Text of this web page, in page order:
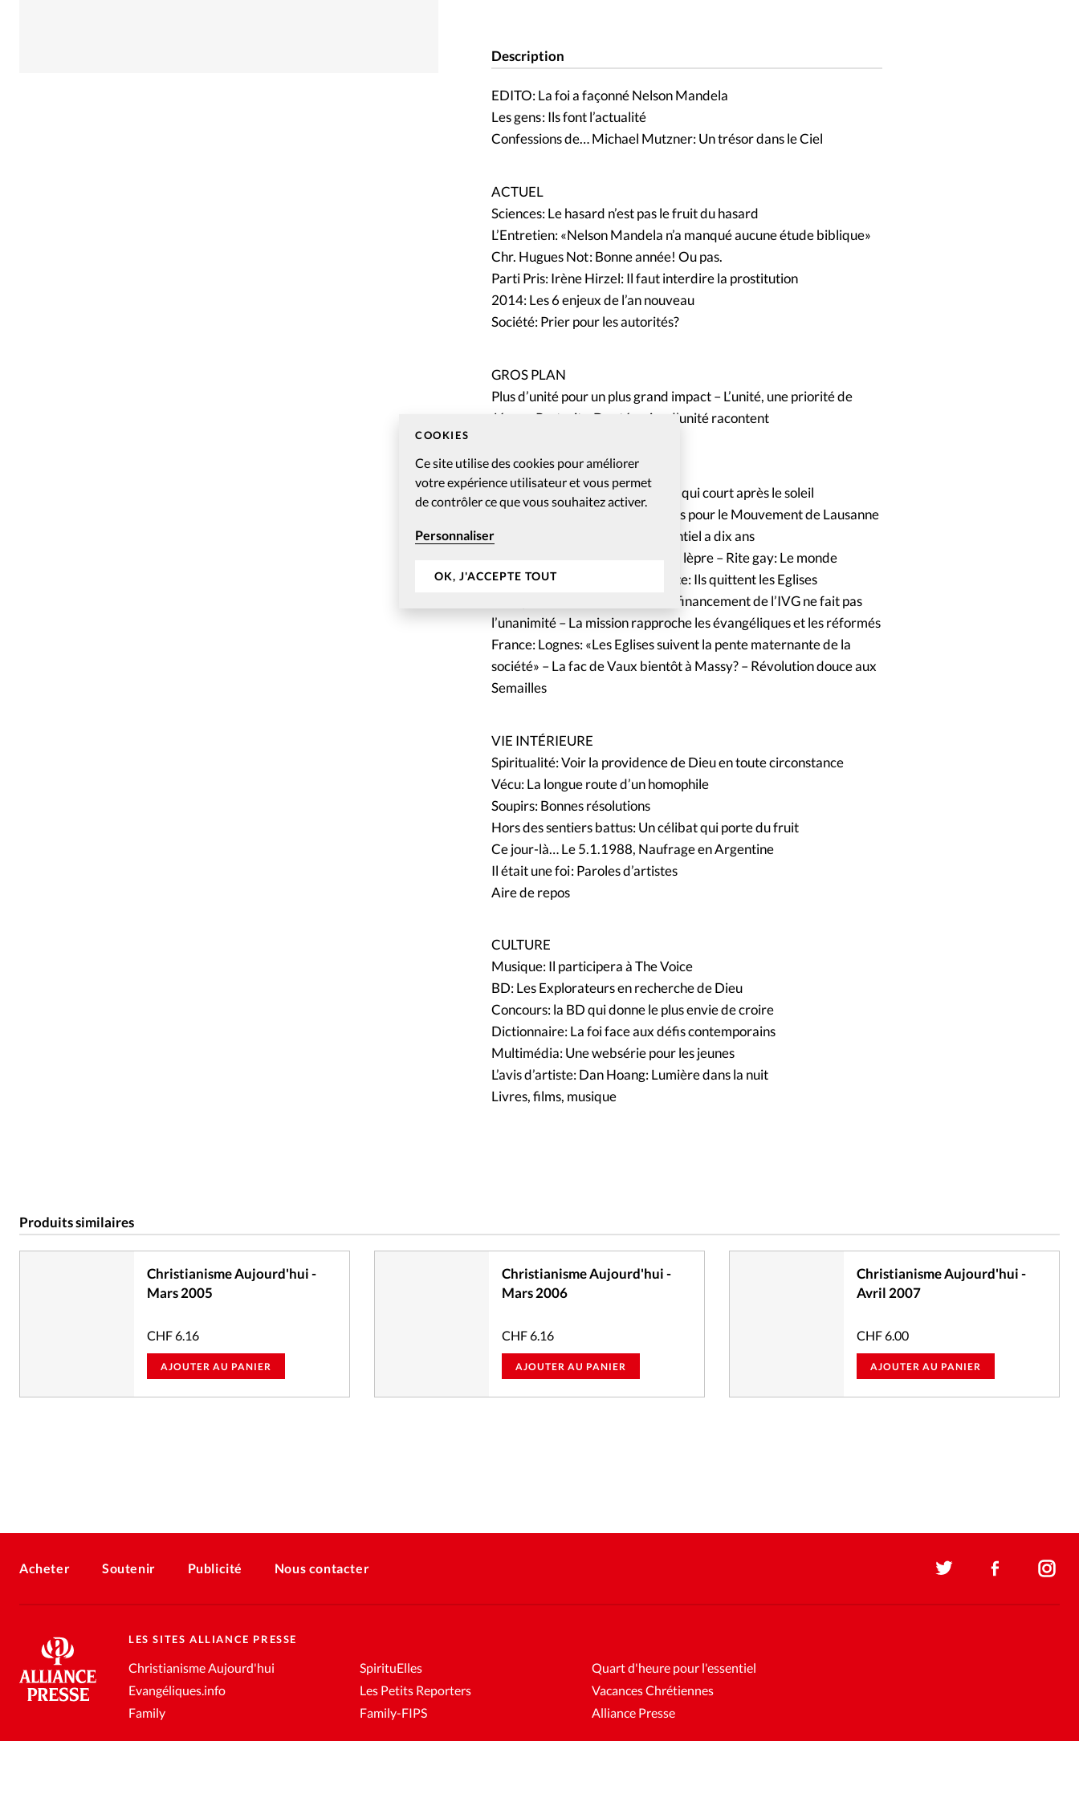
COOKIES
Ce site utilise des cookies pour améliorer
votre expérience utilisateur et vous permet
de contrôler ce que vous souhaitez activer.
Personnaliser
OK, J'ACCEPTE TOUT
Description
EDITO: La foi a façonné Nelson Mandela
Les gens : Ils font l’actualité
Confessions de… Michael Mutzner: Un trésor dans le Ciel
ACTUEL
Sciences: Le hasard n’est pas le fruit du hasard
L’Entretien: «Nelson Mandela n’a manqué aucune étude biblique»
Chr. Hugues Not : Bonne année! Ou pas.
Parti Pris: Irène Hirzel: Il faut interdire la prostitution
2014: Les 6 enjeux de l’an nouveau
Société: Prier pour les autorités?
GROS PLAN
Plus d’unité pour un plus grand impact – L’unité, une priorité de
Jésus – Portraits: Des témoins d’unité racontent
ACTU CHRéTIENNE
Foi et entreprise: L’entrepreneur qui court après le soleil
International: Retour aux sources pour le Mouvement de Lausanne
Francophonie: Motivé par l’essentiel a dix ans
Suisse: 140 ans de lutte contre la lèpre – Rite gay: Le monde
évangélique concerné? – Enquête: Ils quittent les Eglises
évangéliques – L’initiative sur le financement de l’IVG ne fait pas
l’unanimité – La mission rapproche les évangéliques et les réformés
France: Lognes: «Les Eglises suivent la pente maternante de la
société» – La fac de Vaux bientôt à Massy? – Révolution douce aux
Semailles
VIE INTÉRIEURE
Spiritualité: Voir la providence de Dieu en toute circonstance
Vécu: La longue route d’un homophile
Soupirs: Bonnes résolutions
Hors des sentiers battus: Un célibat qui porte du fruit
Ce jour-là… Le 5.1.1988, Naufrage en Argentine
Il était une foi : Paroles d’artistes
Aire de repos
CULTURE
Musique: Il participera à The Voice
BD: Les Explorateurs en recherche de Dieu
Concours: la BD qui donne le plus envie de croire
Dictionnaire: La foi face aux défis contemporains
Multimédia: Une websérie pour les jeunes
L’avis d’artiste: Dan Hoang: Lumière dans la nuit
Livres, films, musique
Produits similaires
Christianisme Aujourd'hui -
Mars 2005
CHF6.16
AJOUTER AU PANIER
Christianisme Aujourd'hui -
Mars 2006
CHF6.16
AJOUTER AU PANIER
Christianisme Aujourd'hui -
Avril 2007
CHF6.00
AJOUTER AU PANIER
Acheter Soutenir Publicité Nous contacter
LES SITES ALLIANCE PRESSE
Christianisme Aujourd'hui
Evangéliques.info
Family
SpirituElles
Les Petits Reporters
Family-FIPS
Quart d'heure pour l'essentiel
Vacances Chrétiennes
Alliance Presse